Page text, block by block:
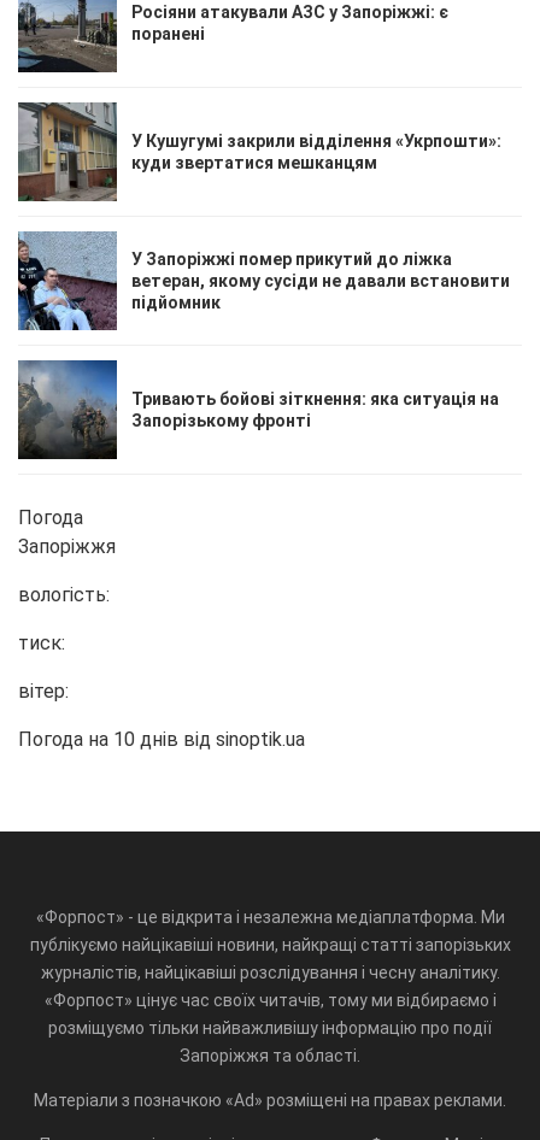
Росіяни атакували АЗС у Запоріжжі: є
поранені
У Кушугумі закрили відділення «Укрпошти»:
куди звертатися мешканцям
У Запоріжжі помер прикутий до ліжка
ветеран, якому сусіди не давали встановити
підйомник
Тривають бойові зіткнення: яка ситуація на
Запорізькому фронті
Погода
Запоріжжя
вологість:
тиск:
вітер:
Погода на 10 днів від sinoptik.ua
«Форпост» - це відкрита і незалежна медіаплатформа. Ми
публікуємо найцікавіші новини, найкращі статті запорізьких
журналістів, найцікавіші розслідування і чесну аналітику.
«Форпост» цінує час своїх читачів, тому ми відбираємо і
розміщуємо тільки найважливішу інформацію про події
Запоріжжя та області.
Матеріали з позначкою «Ad» розміщені на правах реклами.